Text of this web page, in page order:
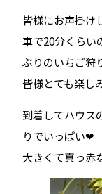
皆様にお声掛け
車で20分くらい
ぶりのいちご狩
皆様とても楽し
到着してハウス
りでいっぱい❤
大きくて真っ赤